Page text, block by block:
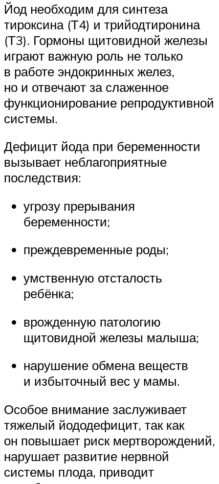
Йод необходим для синтеза
тироксина (Т4) и трийодтиронина
(Т3). Гормоны щитовидной железы
играют важную роль не только
в работе эндокринных желез,
но и отвечают за слаженное
функционирование репродуктивной
системы.
Дефицит йода при беременности
вызывает неблагоприятные
последствия:
угрозу прерывания
беременности;
преждевременные роды;
умственную отсталость
ребёнка;
врожденную патологию
щитовидной железы малыша;
нарушение обмена веществ
и избыточный вес у мамы.
Особое внимание заслуживает
тяжелый йододефицит, так как
он повышает риск мертворождений,
нарушает развитие нервной
системы плода, приводит